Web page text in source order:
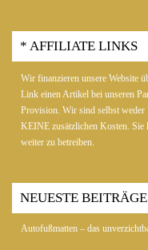
* AFFILIATE LINKS
Wir finanzieren unsere Website
Link einen Artikel bei unseren
Provision. Wir sind selbst weder
KEINE zusätzlichen Kosten. Sie
weiter zu betreiben.
NEUESTE BEITRÄGE
Autofußmatten – das